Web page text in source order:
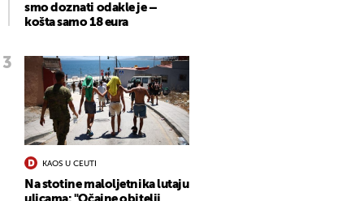
smo doznati odakle je –
košta samo 18 eura
KAOS U CEUTI
Na stotine maloljetnika lutaju